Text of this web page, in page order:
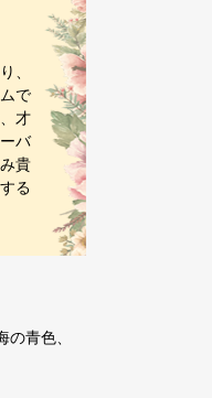
、
で
才
バ
貴
る
青色、